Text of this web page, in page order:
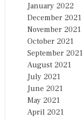
January 2022
December 2021
November 2021
October 2021
September 2021
August 2021
July 2021
June 2021
May 2021
April 2021